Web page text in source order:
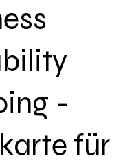
-
für